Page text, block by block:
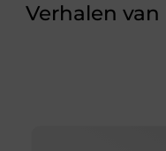
Verhalen van